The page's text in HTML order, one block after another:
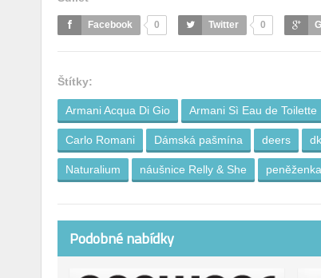
Facebook 0 Twitter 0
Štítky:
Armani Acqua Di Gio Armani Sì Eau de Toilette
Carlo Romani Dámská pašmína deers
Naturalium náušnice Relly & She peněženka
Podobné nabídky